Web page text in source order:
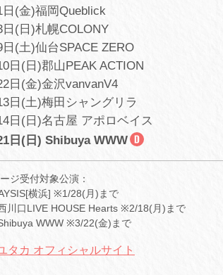
日(金)福岡Queblick
日(日)札幌COLONY
日(土)仙台SPACE ZERO
日(日)郡山PEAK ACTION
日(金)金沢vanvanV4
日(土)梅田シャングリラ
日(日)名古屋 アポロベイス
日(日) Shibuya WWW
ジ受付対象公演：
横浜] ※1/28(月)まで
川口LIVE HOUSE Hearts ※2/18(月)まで
WWW ※3/22(金)まで
タカ オフィシャルサイト